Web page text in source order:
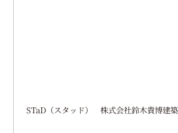
STaD（スタッド） 株式会社鈴木貴博建